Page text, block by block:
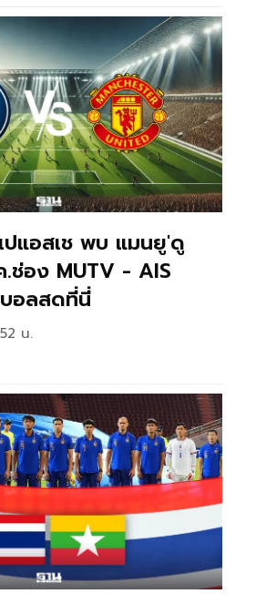
แอสเช พบ แมนยู'ดู
ช่อง MUTV - AIS
อลสดที่นี่
น.